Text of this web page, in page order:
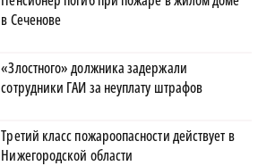
в Сеченове
«Злостного» должника задержали
сотрудники ГАИ за неуплату штрафов
Третий класс пожароопасности действует в
Нижегородской области